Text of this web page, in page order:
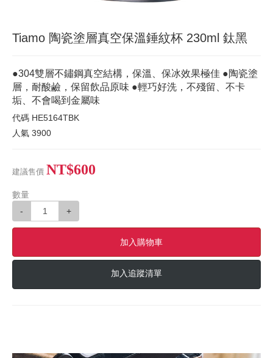
Tiamo 陶瓷塗層真空保溫錘紋杯 230ml 鈦黑
●304雙層不鏽鋼真空結構，保溫、保冰效果極佳 ●陶瓷塗
層，耐酸鹼，保留飲品原味 ●輕巧好洗，不殘留、不卡
垢、不會喝到金屬味
代碼 HE5164TBK
人氣 3900
建議售價 NT$600
數量
-
+
加入購物車
加入追蹤清單